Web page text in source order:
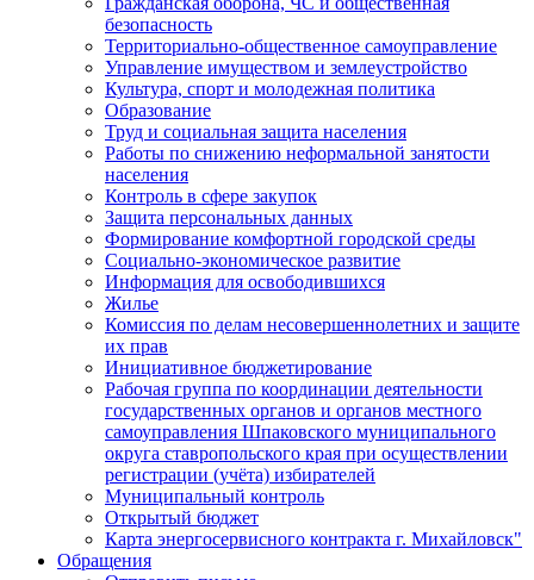
безопасность
Территориально-общественное самоуправление
Управление имуществом и землеустройство
Культура, спорт и молодежная политика
Образование
Труд и социальная защита населения
Работы по снижению неформальной занятости
населения
Контроль в сфере закупок
Защита персональных данных
Формирование комфортной городской среды
Социально-экономическое развитие
Информация для освободившихся
Жилье
Комиссия по делам несовершеннолетних и защите
их прав
Инициативное бюджетирование
Рабочая группа по координации деятельности
государственных органов и органов местного
самоуправления Шпаковского муниципального
округа ставропольского края при осуществлении
регистрации (учёта) избирателей
Муниципальный контроль
Открытый бюджет
Карта энергосервисного контракта г. Михайловск"
Обращения